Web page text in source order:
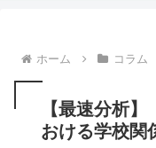
ホーム コラム
【最速分析
おける学校関